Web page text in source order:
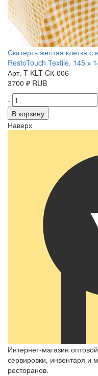
Скатерть желтая клетка
RestoTouch Textile, 145 х
Арт. T-KLT-CК-006
3700 ₽ RUB
-
В корзину
Наверх
Интернет-магазин
сервировки, инвентаря и
ресторанов.